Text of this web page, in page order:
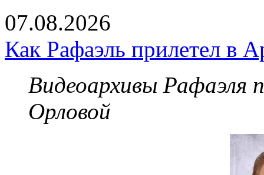
07.08.2026
Как Рафаэль прилетел в
Видеоархивы Рафаэля
Орловой